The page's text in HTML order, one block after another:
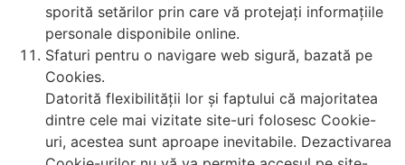
sporită setărilor prin care vă protejați informațiile
personale disponibile online.
Sfaturi pentru o navigare web sigură, bazată pe
Cookies.
Datorită flexibilității lor și faptului că majoritatea
dintre cele mai vizitate site-uri folosesc Cookie-
uri, acestea sunt aproape inevitabile. Dezactivarea